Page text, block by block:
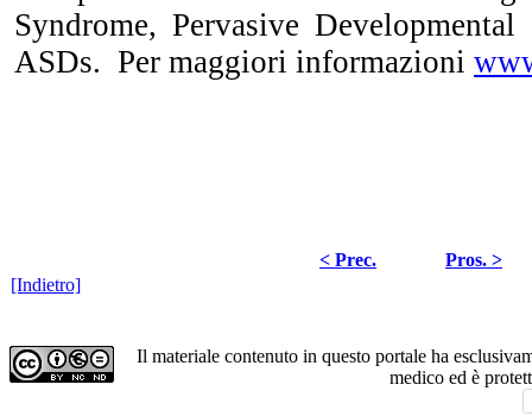
Syndrome, Pervasive
ASDs. Per maggiori informazioni
< Prec.
Pros. >
[Indietro]
Il materiale contenuto in questo portale ha
medico ed è